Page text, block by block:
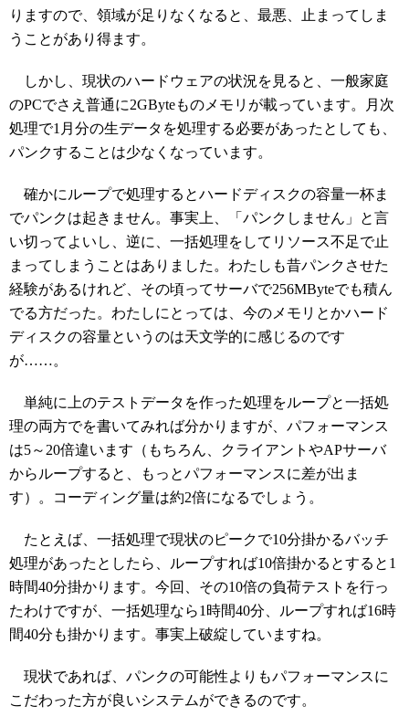
りますので、領域が足りなくなると、最悪、止まってしま
うことがあり得ます。
しかし、現状のハードウェアの状況を見ると、一般家庭
のPCでさえ普通に2GByteものメモリが載っています。月次
処理で1月分の生データを処理する必要があったとしても、
パンクすることは少なくなっています。
確かにループで処理するとハードディスクの容量一杯ま
でパンクは起きません。事実上、「パンクしません」と言
い切ってよいし、逆に、一括処理をしてリソース不足で止
まってしまうことはありました。わたしも昔パンクさせた
経験があるけれど、その頃ってサーバで256MByteでも積ん
でる方だった。わたしにとっては、今のメモリとかハード
ディスクの容量というのは天文学的に感じるのです
が……。
単純に上のテストデータを作った処理をループと一括処
理の両方でを書いてみれば分かりますが、パフォーマンス
は5～20倍違います（もちろん、クライアントやAPサーバ
からループすると、もっとパフォーマンスに差が出ま
す）。コーディング量は約2倍になるでしょう。
たとえば、一括処理で現状のピークで10分掛かるバッチ
処理があったとしたら、ループすれば10倍掛かるとすると1
時間40分掛かります。今回、その10倍の負荷テストを行っ
たわけですが、一括処理なら1時間40分、ループすれば16時
間40分も掛かります。事実上破綻していますね。
現状であれば、パンクの可能性よりもパフォーマンスに
こだわった方が良いシステムができるのです。